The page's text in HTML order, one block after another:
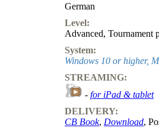
German
Level:
Advanced, Tournament
System:
Windows 10 or higher,
STREAMING:
- for iPad & tablet
DELIVERY:
CB Book, Download,